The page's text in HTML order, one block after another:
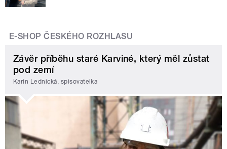
E-SHOP ČESKÉHO ROZHLASU
Závěr příběhu staré Karviné, který měl zůstat
pod zemí
Karin Lednická, spisovatelka